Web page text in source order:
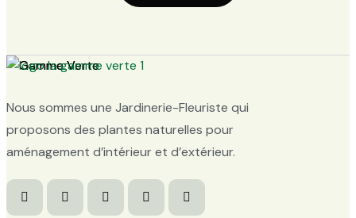
Nous sommes une Jardinerie-Fleuriste qui
proposons des plantes naturelles pour
aménagement d’intérieur et d’extérieur.